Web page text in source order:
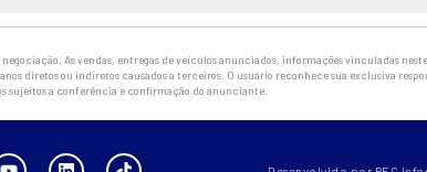
As vendas, entregas de veículos anunciados, informações vinculadas
diretos ou indiretos causados a terceiros. O usuário reconhece sua exclusiva
sujeitos a conferência e confirmação do anunciante.